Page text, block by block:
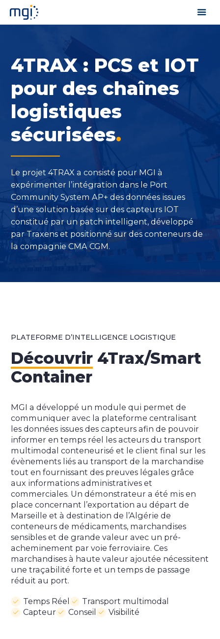
4TRAX : PCS et IOT
pour des chaînes
logistiques
sécurisées.
Le projet 4TRAX a consisté pour MGI à
expérimenter l’intégration dans le Port
Community System AP+ des données issues
d’une solution basée sur des capteurs IOT
constitué par un patch intelligent, développé
par Traxens et positionné sur des conteneurs de
la compagnie CMA CGM.
PLATEFORME D’INTELLIGENCE LOGISTIQUE
Découvrir 4Trax/Smart
Container
MGI a développé un module qui permet de
communiquer avec la plateforme centralisant
les données issues des capteurs afin de pouvoir
informer en temps réel les acteurs du transport
multimodal conteneurisé et le client final sur les
évènements liés au transport de la marchandise
tout en fournissant des preuves légales grâce
aux informations administratives et
commerciales. Un démonstrateur a été mis en
place concernant l’exportation au départ de
Marseille et à destination de l’Algérie de
conteneurs de médicaments, marchandises
sensibles et de grande valeur avec un pré-
acheminement par voie ferroviaire. Ces
marchandises à haute valeur ajoutée nécessitent
une traçabilité forte et un temps de passage
réduit au port.
Temps Réel
Transport multimodal
Capteur
Conseil Visibilité